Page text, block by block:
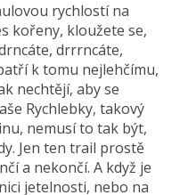
rychlostí na
kořeny, kloužete se,
drrrncáte,
k tomu nejlehčímu,
nechtějí, aby se
Rychlebky, takový
nemusí to tak být,
Jen ten trail prostě
a nekončí. A když je
jetelnosti, nebo na